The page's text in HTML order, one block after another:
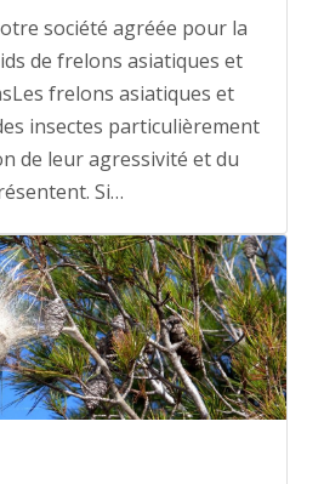
société agréée pour la
de frelons asiatiques et
frelons asiatiques et
insectes particulièrement
de leur agressivité et du
Si…